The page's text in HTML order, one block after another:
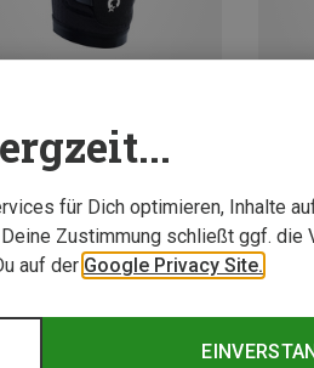
23%
für Dich optimieren, Inhalte
Zustimmung schließt ggf. die
auf der Google Privacy Site.